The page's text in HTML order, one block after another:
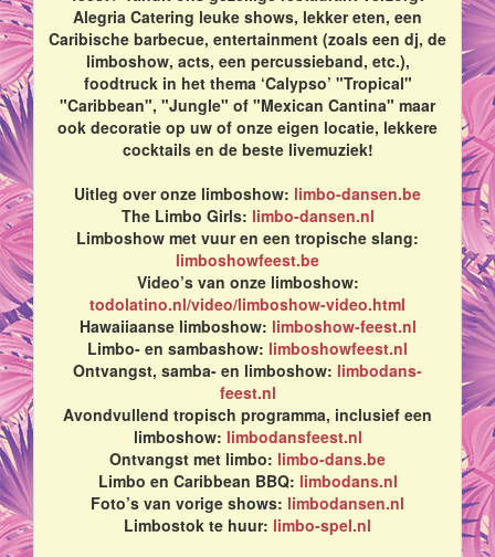
Alegria Catering leuke shows, lekker eten, een
Caribische barbecue, entertainment (zoals een dj, de
limboshow, acts, een percussieband, etc.),
foodtruck in het thema ‘Calypso’ "Tropical"
"Caribbean", "Jungle" of "Mexican Cantina" maar
ook decoratie op uw of onze eigen locatie, lekkere
cocktails en de beste livemuziek!
Uitleg over onze limboshow: limbo-dansen.be
The Limbo Girls: limbo-dansen.nl
Limboshow met vuur en een tropische slang:
limboshowfeest.be
Video’s van onze limboshow:
todolatino.nl/video/limboshow-video.html
Hawaiiaanse limboshow: limboshow-feest.nl
Limbo- en sambashow: limboshowfeest.nl
Ontvangst, samba- en limboshow: limbodans-
feest.nl
Avondvullend tropisch programma, inclusief een
limboshow: limbodansfeest.nl
Ontvangst met limbo: limbo-dans.be
Limbo en Caribbean BBQ: limbodans.nl
Foto’s van vorige shows: limbodansen.nl
Limbostok te huur: limbo-spel.nl